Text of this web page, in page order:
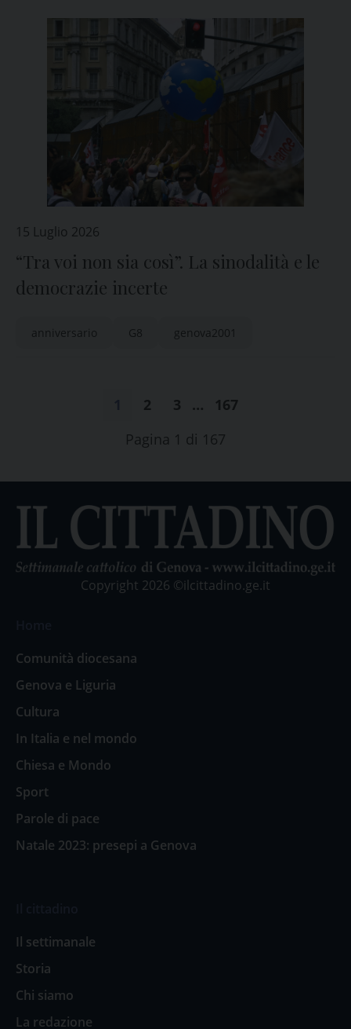
15 Luglio 2026
“Tra voi non sia così”. La sinodalità e le
democrazie incerte
anniversario G8 genova2001
2 3 …
167
Pagina 1 di 167
Copyright 2026 ©ilcittadino.ge.it
Comunità diocesana
Genova e Liguria
Cultura
In Italia e nel mondo
Chiesa e Mondo
Sport
Parole di pace
Natale 2023: presepi a Genova
Il settimanale
Storia
Chi siamo
La redazione